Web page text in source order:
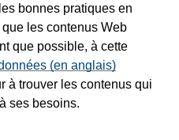
bonnes pratiques en
les contenus Web
que possible, à cette
(en anglais)
à trouver les contenus qui
ses besoins.